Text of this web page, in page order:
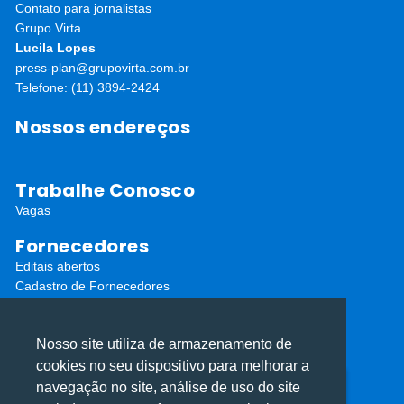
Utilizamos cookies para oferecer melhor
Utilizamos cookies para oferecer melhor
Contato para jornalistas
Grupo Virta
Lucila Lopes
press-plan@grupovirta.com.br
Telefone: (11) 3894-2424
Nossos endereços
Trabalhe Conosco
Vagas
Fornecedores
Editais abertos
Cadastro de Fornecedores
Nosso site utiliza de armazenamento de
cookies no seu dispositivo para melhorar a
navegação no site, análise de uso do site